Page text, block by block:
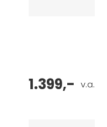
v.a.
1.399,-